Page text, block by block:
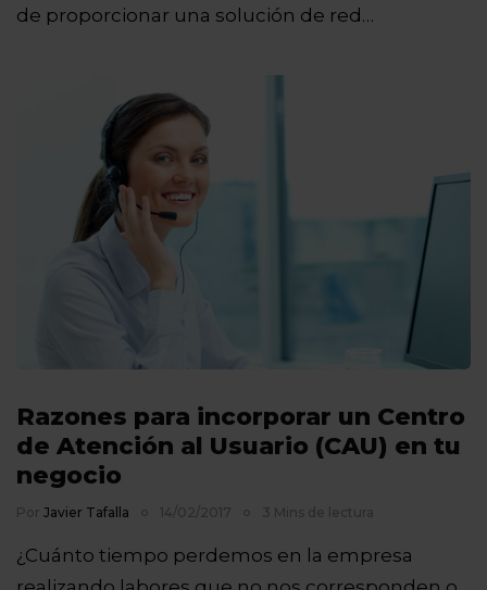
de proporcionar una solución de red…
Razones para incorporar un Centro
de Atención al Usuario (CAU) en tu
negocio
Por Javier Tafalla 14/02/2017 3 Mins de lectura
¿Cuánto tiempo perdemos en la empresa